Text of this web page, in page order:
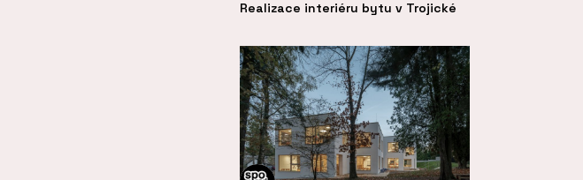
Realizace interiéru bytu v Trojické